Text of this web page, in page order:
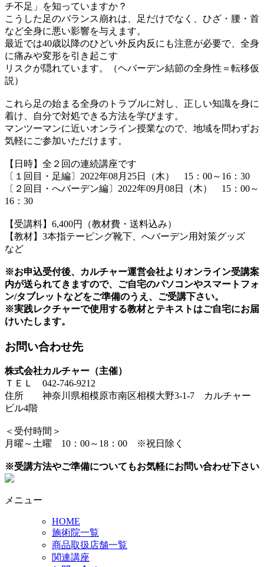
チ不足」を知っていますか？
こうした足のバランス崩れは、足だけでなく、ひざ・腰・首
など全身に悪い影響を与えます。
最近では40歳以降のひどい外反内反にも注意が必要で、全身
に痛みや変形を引き起こす
リスクが隠れています。（ヘバーデン結節の全身性＝転移仮
説）
これら足の始まる全身のトラブルに対し、正しい知識を身に
着け、自分で対処できる方法を学びます。
マンツーマンに近いオンライン授業なので、地域を問わずお
気軽にご参加いただけます。
【日時】全２回の連続講座です
〔１回目・足編〕2022年08月25日（木） 15：00～16：30
〔２回目・へバーデン編〕2022年09月08日（木） 15：00～
16：30
【受講料】6,400円（教材費・送料込み）
【教材】3本指テーピング靴下、へバーデン用対策グッズ
など
※お申込受付後、カルチャー運営会社よりオンライン受講案
内が送られてきますので、ご自宅のパソコンやスマートフォ
ン/タブレットなどをご準備のうえ、ご受講下さい。
※実践レクチャーで使用する教材とテキストはご自宅にお届
けいたします。
お問い合わせ先
株式会社カルチャー（主催）
ＴＥＬ 042-746-9212
住所 神奈川県相模原市南区相模大野3-1-7 カルチャー
ビル4階
＜受付時間＞
月曜～土曜 10：00～18：00 ※祝日除く
※受講方法やご準備についてもお気軽にお問い合わせ下さい
メニュー
HOME
施術院一覧
商品取扱店舗一覧
関連講座